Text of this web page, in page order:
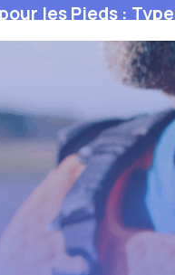
les Pieds :
Clés